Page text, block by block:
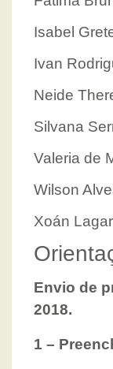
Isabel
Ivan
Neide
Silvana
Valeria de
Wilson
Xoán
Envio de
2018.
1 –